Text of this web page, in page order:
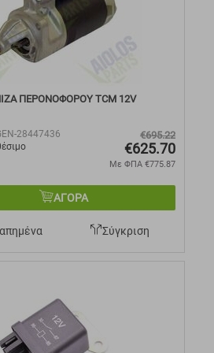
ΠΕΡΟΝΟΦΟΡΟΥ TCM 12V
28447436
€695.22
€625.70
Με ΦΠΑ €775.87
ΑΓΟΡΑ
Σύγκριση